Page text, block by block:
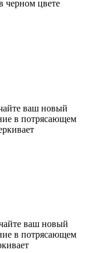
черном цвете
ваш новый
в потрясающем
ваш новый
в потрясающем